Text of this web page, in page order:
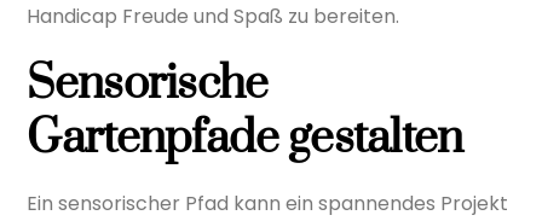
Handicap Freude und Spaß zu bereiten.
Sensorische
Gartenpfade gestalten
Ein sensorischer Pfad kann ein spannendes Projekt